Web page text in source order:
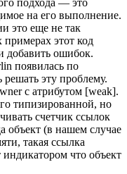
на его выполнение.
это еще не так
этот код
добавить ошибок.
появилась по
эту проблему.
c атрибутом [weak].
типизированной, но
счетчик ссылок
объект (в нашем случае
такая ссылка
индикатором что объект